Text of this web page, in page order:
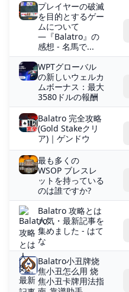
プレイヤーの破滅
を目的とするゲー
ムについて
―『Balatro』の
感想 - 名馬で...
WPTグローバル
の新しいウェルカ
ムボーナス：最大
3580ドルの報酬
Balatro 完全攻略
(Gold Stakeクリ
ア)｜ゲンドウ
最も多くの
WSOP ブレスレ
ットを持っている
のは誰ですか?
Balatro 攻略とは
人気・最新記事を
集めました - はて
な
Balatro小丑牌烧
焦小丑怎么用 烧
焦小丑卡牌用法指